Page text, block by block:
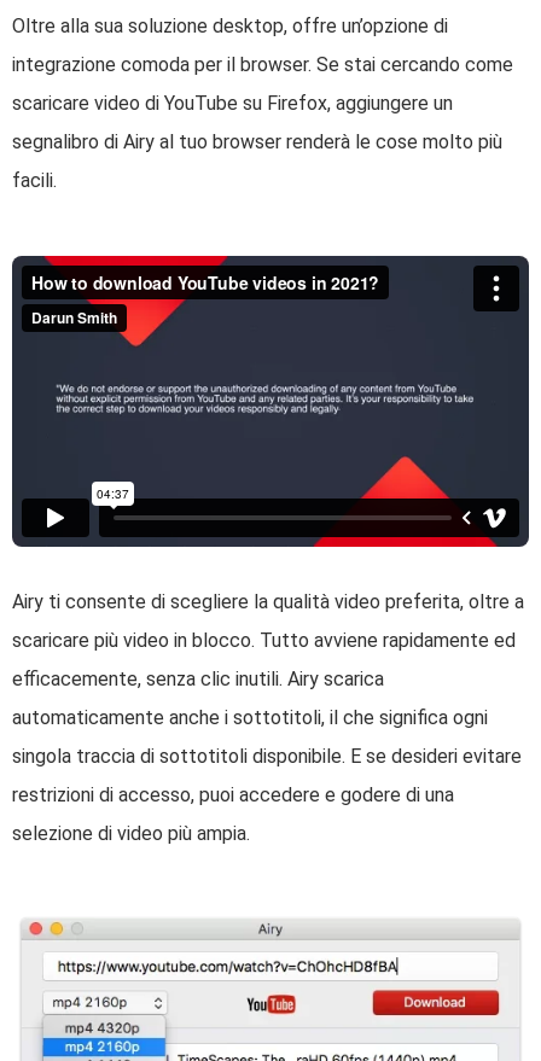
Oltre alla sua soluzione desktop, offre un’opzione di
integrazione comoda per il browser. Se stai cercando come
scaricare video di YouTube su Firefox, aggiungere un
segnalibro di Airy al tuo browser renderà le cose molto più
facili.
Airy ti consente di scegliere la qualità video preferita, oltre a
scaricare più video in blocco. Tutto avviene rapidamente ed
efficacemente, senza clic inutili. Airy scarica
automaticamente anche i sottotitoli, il che significa ogni
singola traccia di sottotitoli disponibile. E se desideri evitare
restrizioni di accesso, puoi accedere e godere di una
selezione di video più ampia.